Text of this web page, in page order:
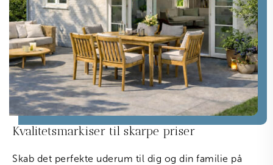
Kvalitetsmarkiser til skarpe priser
Skab det perfekte uderum til dig og din familie på